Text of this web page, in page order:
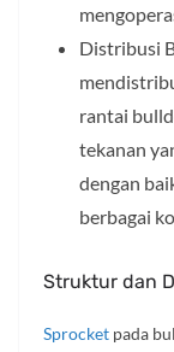
Distribusi
rantai
tekanan
dengan
berbagai
Struktur dan
Sprocket pada